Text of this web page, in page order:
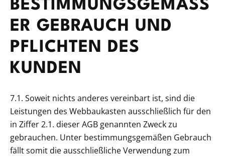
BESTIMMUNGSGEMÄSSE
R GEBRAUCH UND P
FLICHTEN DES K
UNDEN
7.1. Soweit nichts anderes vereinbart ist, sind die
Leistungen des Webbaukasten ausschließlich für den
in Ziffer 2.1. dieser AGB genannten Zweck zu
gebrauchen. Unter bestimmungsgemäßen Gebrauch
fällt somit die ausschließliche Verwendung zum